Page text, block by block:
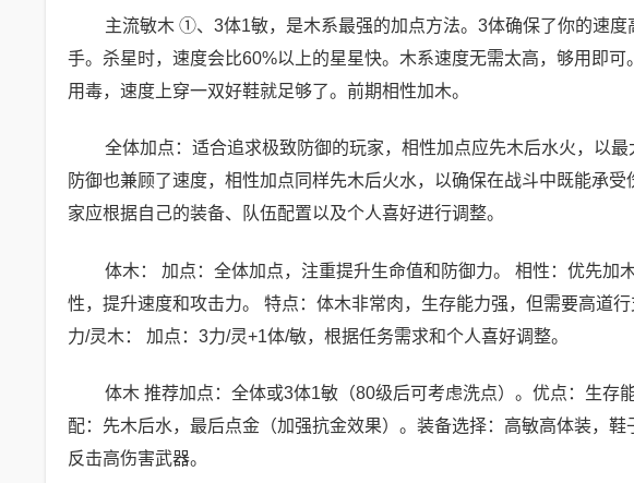
主流敏木 ①、3体1敏，是木系最强的加点方法。3体确保了你的速
手。杀星时，速度会比60%以上的星星快。木系速度无需太高，够用即
用毒，速度上穿一双好鞋就足够了。前期相性加木。
全体加点：适合追求极致防御的玩家，相性加点应先木后水火，以
防御也兼顾了速度，相性加点同样先木后火水，以确保在战斗中既能承
家应根据自己的装备、队伍配置以及个人喜好进行调整。
体木： 加点：全体加点，注重提升生命值和防御力。 相性：优先加
性，提升速度和攻击力。 特点：体木非常肉，生存能力强，但需要高道
力/灵木： 加点：3力/灵+1体/敏，根据任务需求和个人喜好调整。
体木 推荐加点：全体或3体1敏（80级后可考虑洗点）。优点：生存
配：先木后水，最后点金（加强抗金效果）。装备选择：高敏高体装，
反击高伤害武器。